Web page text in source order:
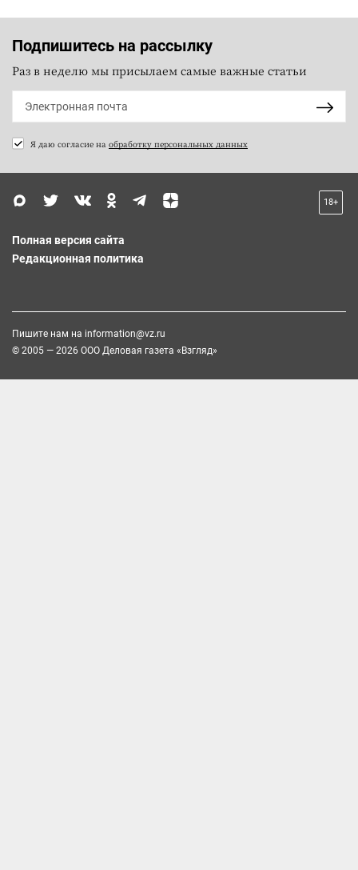
Подпишитесь на рассылку
Раз в неделю мы присылаем самые важные статьи
Я даю согласие на обработку персональных данных
18+
Полная версия сайта
Редакционная политика
Пишите нам на information@vz.ru
© 2005 — 2026 ООО Деловая газета «Взгляд»